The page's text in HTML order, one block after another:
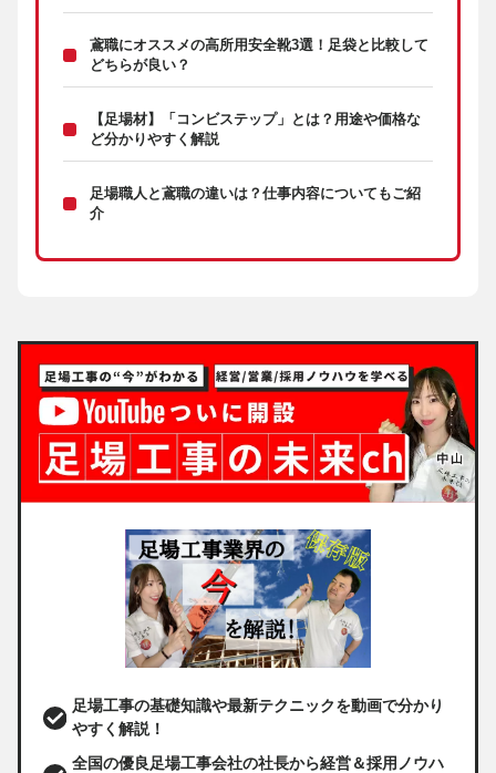
鳶職にオススメの高所用安全靴3選！足袋と比較して
どちらが良い？
【足場材】「コンビステップ」とは？用途や価格な
ど分かりやすく解説
足場職人と鳶職の違いは？仕事内容についてもご紹
介
足場工事の基礎知識や最新テクニックを動画で分かり
やすく解説！
全国の優良足場工事会社の社長から経営＆採用ノウハ